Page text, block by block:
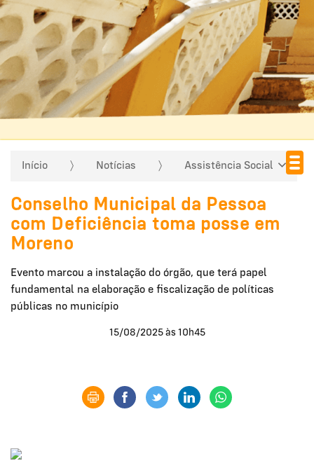
Início Notícias Assistência Social
Conselho Municipal da Pessoa
com Deficiência toma posse em
Moreno
Evento marcou a instalação do órgão, que terá papel
fundamental na elaboração e fiscalização de políticas
públicas no município
15/08/2025 às 10h45